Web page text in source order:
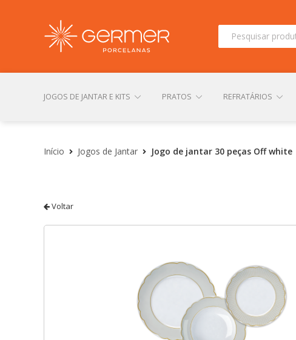
Pesquisar
JOGOS DE JANTAR E KITS PRATOS REFRATÁRIOS
Início Jogos de Jantar Jogo de jantar 30 peças Off white
Voltar